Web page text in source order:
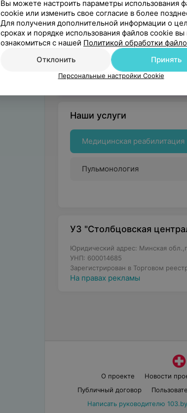
Начните
Нашли ошибку?
Наши услуги
Медицинская реабилитация
Пульмонология
УЗ "Столбцовская
Юридический адрес: Минская
УНП: 600014685
Зарегистрирован в Торговом
На правах рекламы
О проекте Новости
Публичный договор
Написать руководителю 103.by
Вы можете настроить параметры использования
cookie или изменить свое согласие в более
Для получения дополнительной информации о
сроках и порядке использования файлов cookie
ознакомиться с нашей Политикой обработки
Отклонить
Принять
Персональные настройки Cookie